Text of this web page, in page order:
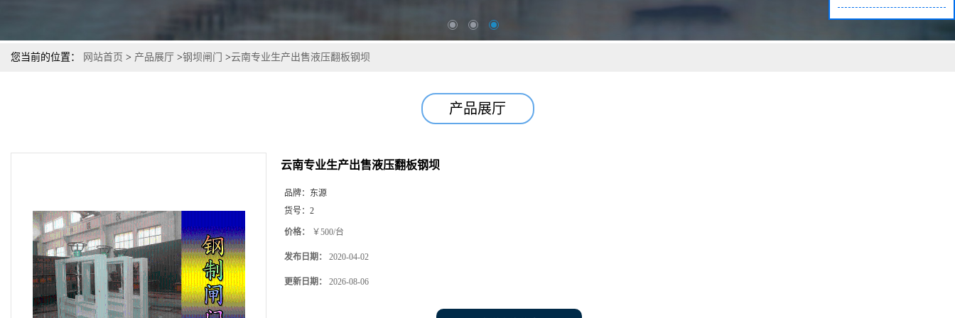
您当前的位置： 网站首页 > 产品展厅 >钢坝闸门 >云南专业生产出售液压翻板钢坝
产品展厅
云南专业生产出售液压翻板钢坝
品牌： 东源
货号： 2
价格： ￥500/台
发布日期： 2020-04-02
更新日期： 2026-08-06